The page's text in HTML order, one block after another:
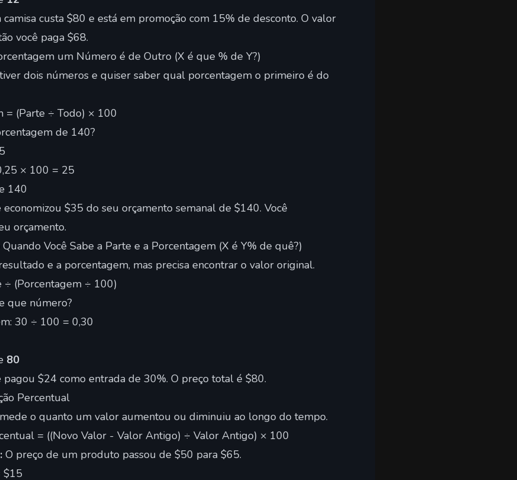
camisa custa $80 e está em promoção com 15% de desconto. O valor
você paga $68.
um Número é de Outro (X é que % de Y?)
dois números e quiser saber qual porcentagem o primeiro é do
= (Parte ÷ Todo) × 100
de 140?
× 100 = 25
140
economizou $35 do seu orçamento semanal de $140. Você
orçamento.
Você Sabe a Parte e a Porcentagem (X é Y% de quê?)
e a porcentagem, mas precisa encontrar o valor original.
÷ (Porcentagem ÷ 100)
que número?
30 ÷ 100 = 0,30
80
pagou $24 como entrada de 30%. O preço total é $80.
Percentual
o quanto um valor aumentou ou diminuiu ao longo do tempo.
= ((Novo Valor - Valor Antigo) ÷ Valor Antigo) × 100
O preço de um produto passou de $50 para $65.
$15